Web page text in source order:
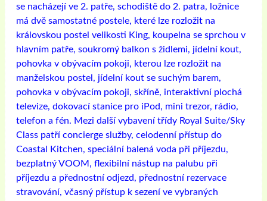
se nacházejí ve 2. patře, schodiště do 2. patra, ložnice
má dvě samostatné postele, které lze rozložit na
královskou postel velikosti King, koupelna se sprchou v
hlavním patře, soukromý balkon s židlemi, jídelní kout,
pohovka v obývacím pokoji, kterou lze rozložit na
manželskou postel, jídelní kout se suchým barem,
pohovka v obývacím pokoji, skříně, interaktivní plochá
televize, dokovací stanice pro iPod, mini trezor, rádio,
telefon a fén. Mezi další vybavení třídy Royal Suite/Sky
Class patří concierge služby, celodenní přístup do
Coastal Kitchen, speciální balená voda při příjezdu,
bezplatný VOOM, flexibilní nástup na palubu při
příjezdu a přednostní odjezd, přednostní rezervace
stravování, včasný přístup k sezení ve vybraných